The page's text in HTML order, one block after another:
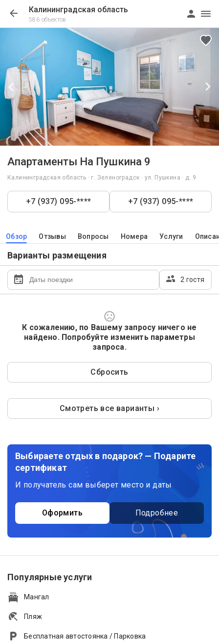
Калининградская область
586 объектов
Апартаменты На Пушкина 9
Калининградская область · г. Зеленоградск · ул. Пушкина · д. 9
+7 (937) 095-**** +7 (937) 095-****
Обзор Отзывы Вопросы Номера Услуги
Варианты размещения
2 гостя
К сожалению, по Вашему запросу ничего не
найдено. Попробуйте изменить параметры
запроса.
Сбросить
Смотреть все варианты ›
Выбираете отдых в подарок? — Подарите
сертификат
И получатель сам выберет место и даты
Оформить Подробнее
Популярные услуги
Мангал
Пляж
Бесплатная автостоянка / Парковка